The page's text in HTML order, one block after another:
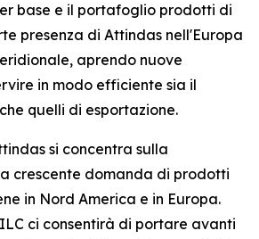
base e il portafoglio prodotti di
presenza di Attindas nell'Europa
aprendo nuove
in modo efficiente sia il
quelli di esportazione.
si concentra sulla
crescente domanda di prodotti
in Nord America e in Europa.
ci consentirà di portare avanti